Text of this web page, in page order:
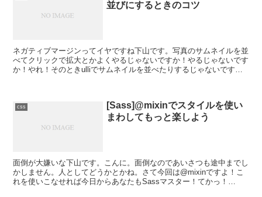
並びにするときのコツ
ネガティブマージンってイヤですね下山です。写真のサムネイルを並
べてクリックで拡大とかよくやるじゃないですか！やるじゃないです
か！やれ！そのときulliでサムネイルを並べたりするじゃないです
css
[Sass]@mixinでスタイルを使い
まわしてもっと楽しよう
面倒が大嫌いな下山です。こんに。面倒なのであいさつも途中までし
かしません。人としてどうかとかね。さて今回は@mixinですよ！こ
れを使いこなせれば今日からあなたもSassマスター！てかっ！